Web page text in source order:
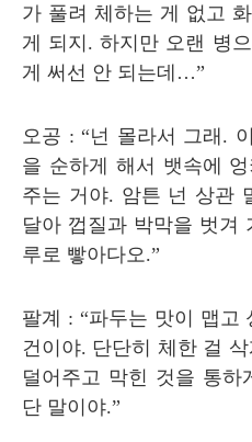
가 풀려 체하는 게 없고
게 되지 .하지만 오랜 병
게 써선 안 되는데 …”
오공 : “넌 몰라서 그래 .
을 순하게 해서 뱃속에
주는 거야. 암튼 넌 상관
달아 껍질과 박막을 벗겨
루로 빻아다오.”
팔계 : “파두는 맛이 맵고
건이야. 단단히 체한 걸
덜어주고 막힌 것을 통
단 말이야.”